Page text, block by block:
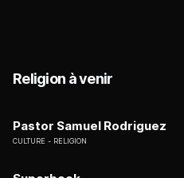
Religion à venir
Pastor Samuel Rodriguez
CULTURE RELIGION